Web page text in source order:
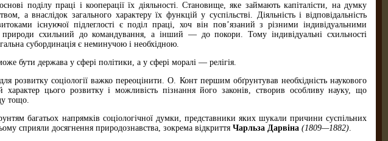
поділу праці і кооперації їх діяльності. Становище, яке займають капіталісти, на думку
а внаслідок загального характеру їх функцій у суспільстві. Діяльність і відповідальність
існуючої підлеглості є поділ праці, хоч він пов’язаний з різними індивідуальними
схильний до командування, а інший — до покори. Тому індивідуальні схильності
субординація є неминучою і необхідною.
бути держава у сфері політики, а у сфері моралі — релігія.
розвитку соціології важко переоцінити. О. Конт першим обґрунтував необхідність наукового
характер цього розвитку і можливість пізнання його законів, створив особливу науку, що
тощо.
багатьох напрямків соціологічної думки, представники яких шукали причини суспільних
сприяли досягнення природознавства, зокрема відкриття Чарльза Дар­віна (1809—1882).